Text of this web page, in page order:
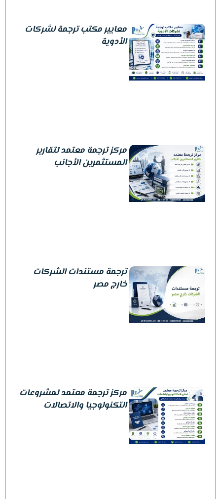
معايير مكتب ترجمة لشركات
الأدوية
مركز ترجمة معتمد لتقارير
المستثمرين الأجانب
ترجمة مستندات الشركات
خارج مصر
مركز ترجمة معتمد لمشروعات
التكنولوجيا والاتصالات